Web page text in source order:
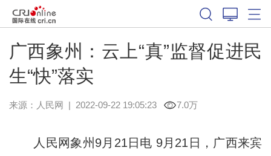
广西象州：云上“真”监督促进民
生“快”落实
来源： 人民网 | 2022-09-22 19:05:23 7.0万
人民网象州9月21日电 9月21日，广西来宾